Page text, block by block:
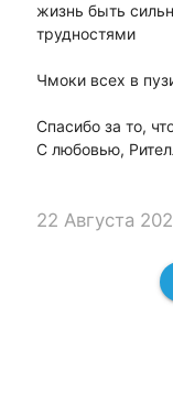
жизнь быть
трудностями
Чмоки всех в
Спасибо за то,
С любовью,
22 Августа